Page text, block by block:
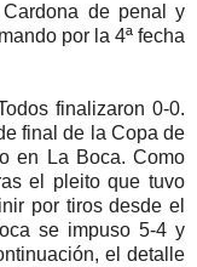
de penal y
por la 4ª fecha
finalizaron 0-0.
final de la Copa de
en La Boca. Como
el pleito que tuvo
por tiros desde el
se impuso 5-4 y
el detalle